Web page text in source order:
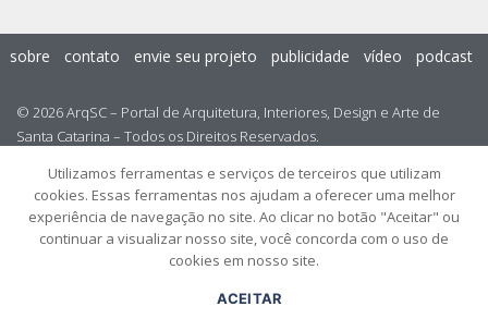
© 2026 ArqSC – Portal de Arquitetura, Interiores, Design e Arte de
Santa Catarina – Todos os Direitos Reservados.
sobre contato envie seu projeto publicidade vídeo podcast
Utilizamos ferramentas e serviços de terceiros que utilizam
cookies. Essas ferramentas nos ajudam a oferecer uma melhor
experiência de navegação no site. Ao clicar no botão "Aceitar" ou
continuar a visualizar nosso site, você concorda com o uso de
cookies em nosso site.
ACEITAR